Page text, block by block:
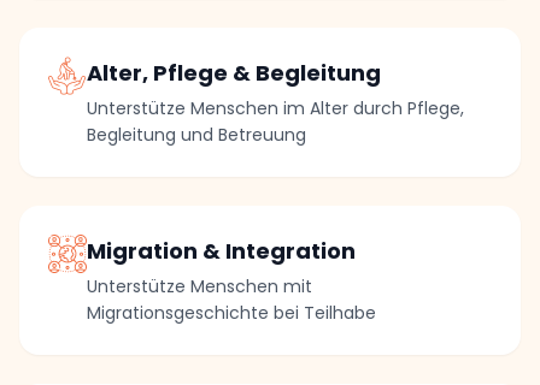
Alter, Pflege & Begleitung
Unterstütze Menschen im Alter durch Pflege,
Begleitung und Betreuung
Migration & Integration
Unterstütze Menschen mit
Migrationsgeschichte bei Teilhabe